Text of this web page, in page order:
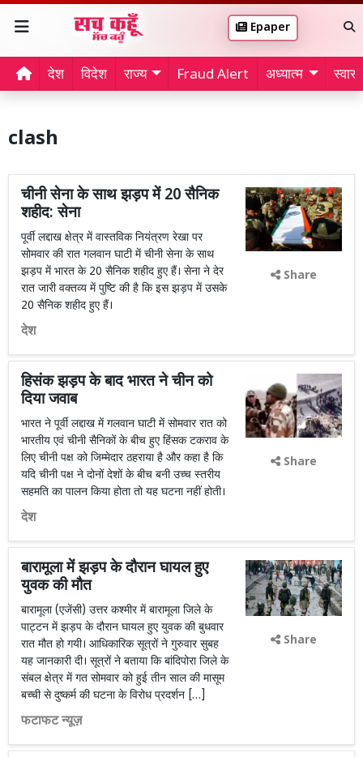
Epaper
देश विदेश राज्य Fraud Alert अध्यात्म
clash
चीनी सेना के साथ झड़प में 20 सैनिक
शहीद: सेना
पूर्वी लद्दाख क्षेत्र में वास्तविक नियंत्रण रेखा पर
सोमवार की रात गलवान घाटी में चीनी सेना के साथ
झड़प में भारत के 20 सैनिक शहीद हुए हैं। सेना ने देर
रात जारी वक्तव्य में पुष्टि की है कि इस झड़प में उसके
20 सैनिक शहीद हुए हैं।
देश
Share
हिसंक झड़प के बाद भारत ने चीन को
दिया जवाब
भारत ने पूर्वी लद्दाख में गलवान घाटी में सोमवार रात को
भारतीय एवं चीनी सैनिकों के बीच हुए हिंसक टकराव के
लिए चीनी पक्ष को जिम्मेदार ठहराया है और कहा है कि
यदि चीनी पक्ष ने दोनों देशों के बीच बनी उच्च स्तरीय
सहमति का पालन किया होता तो यह घटना नहीं होती।
देश
Share
बारामूला में झड़प के दौरान घायल हुए
युवक की मौत
बारामूला (एजेंसी) उत्तर कश्मीर में बारामूला जिले के
पाट्टन में झड़प के दौरान घायल हुए युवक की बुधवार
रात मौत हो गयी। आधिकारिक सूत्रों ने गुरुवार सुबह
यह जानकारी दी। सूत्रों ने बताया कि बांदिपोरा जिले के
संबल क्षेत्र में गत सोमवार को हुई तीन साल की मासूम
बच्ची से दुष्कर्म की घटना के विरोध प्रदर्शन […]
फटाफट न्यूज़
Share